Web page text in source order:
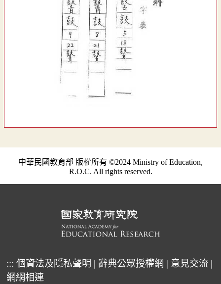
中華民國教育部 版權所有 ©2024 Ministry of Education,
R.O.C. All rights reserved.
::: 個資法及隱私聲明 | 辭典公眾授權網 | 意見交流 |
網網相連